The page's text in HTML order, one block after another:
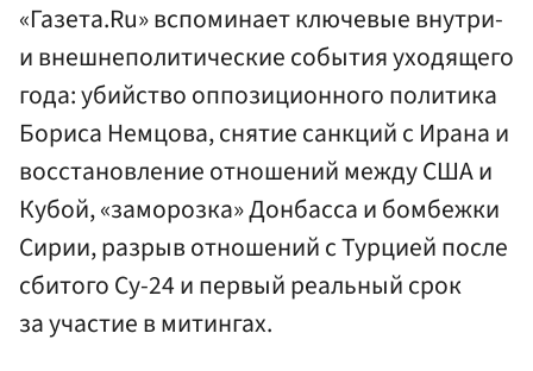
«Газета.Ru» вспоминает ключевые внутри-
и внешнеполитические события уходящего
года: убийство оппозиционного политика
Бориса Немцова, снятие санкций с Ирана и
восстановление отношений между США и
Кубой, «заморозка» Донбасса и бомбежки
Сирии, разрыв отношений с Турцией после
сбитого Су-24 и первый реальный срок
за участие в митингах.